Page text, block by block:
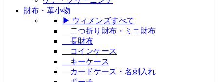
財布・革小物
▶ ウィメンズすべて
二つ折り財布・ミニ財布
長財布
コインケース
キーケース
カードケース・名刺入れ